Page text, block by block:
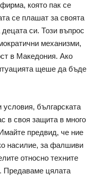
която пак се
се плашат за своята
си. Този въпрос
механизми,
в Македония. Ако
щеше да бъде
българската
в своя защита в много
предвид, че ние
насилие, за фалшиви
относно техните
Предаваме цялата